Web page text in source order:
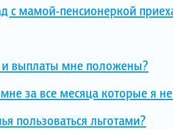
с мамой-пенсионеркой
и выплаты мне положены?
за все месяца которые я
пользоваться льготами?